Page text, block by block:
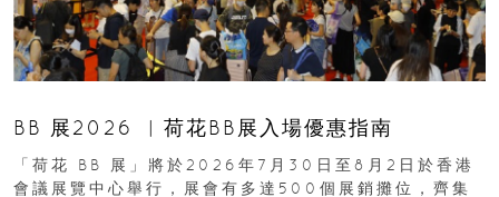
BB 展2026 ︳荷花BB展入場優惠指南
「荷花 BB 展」將於2026年7月30日至8月2日於香港
會議展覽中心舉行，展會有多達500個展銷攤位，齊集